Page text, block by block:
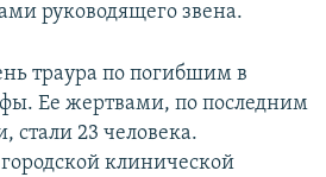
руководящего звена.
траура по погибшим в
Ее жертвами, по последним
23 человека.
клинической